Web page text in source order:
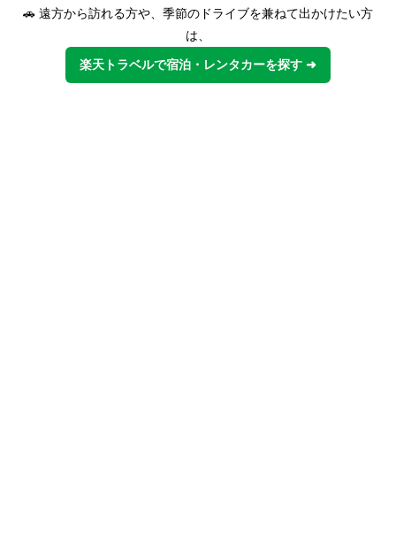
🚗 遠方から訪れる方や、季節のドライブを兼ねて出かけたい方
は、
楽天トラベルで宿泊・レンタカーを探す ➜